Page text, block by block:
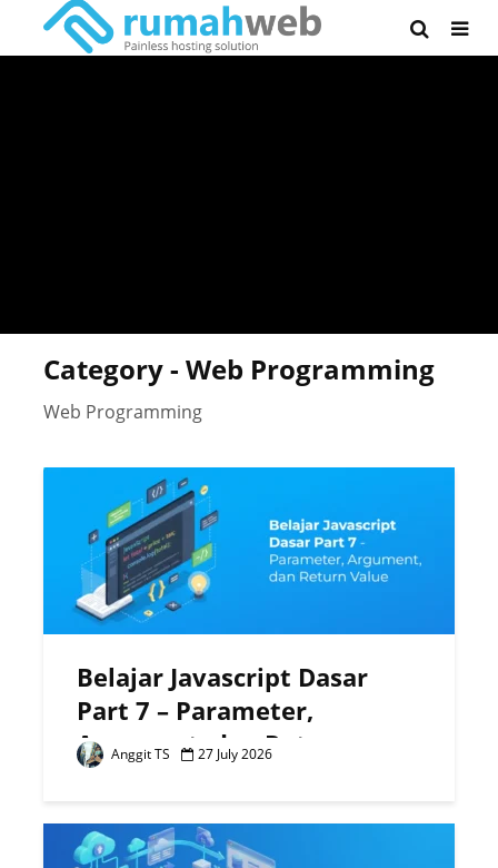
Category - Web Programming
Web Programming
Belajar Javascript Dasar
Part 7 – Parameter,
Argument, dan Return
Value
Anggit TS 27 July 2026